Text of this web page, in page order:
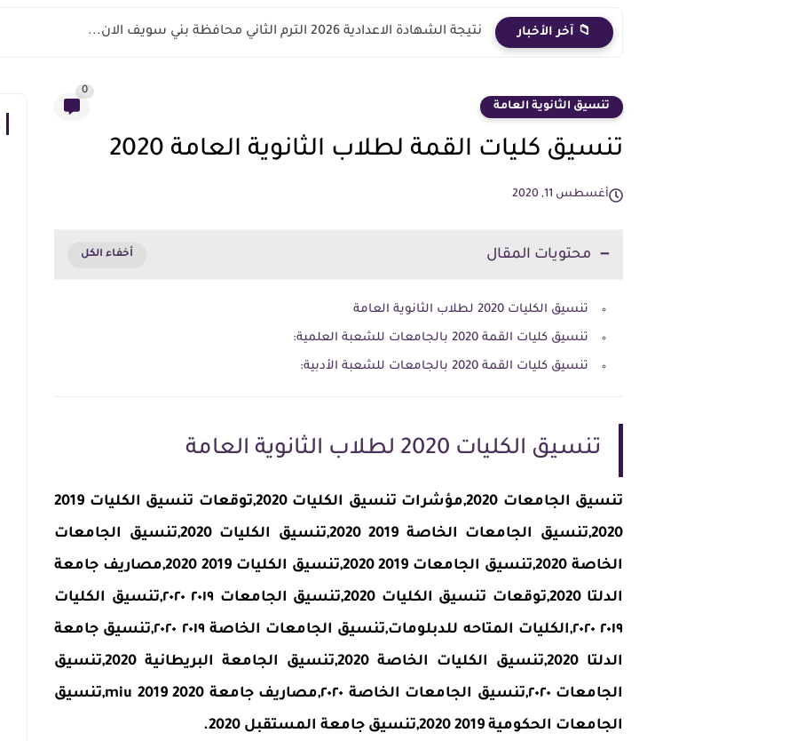
📁 آخر الأخبار نتيجة الشهادة الاعدادية 2026 الترم الثاني محافظة بني سويف الان...
تنسيق الثانوية العامة
0
تنسيق كليات القمة لطلاب الثانوية العامة 2020
أغسطس 11, 2020
محتويات المقال
تنسيق الكليات 2020 لطلاب الثانوية العامة
تنسيق كليات القمة 2020 بالجامعات للشعبة العلمية:
تنسيق كليات القمة 2020 بالجامعات للشعبة الأدبية:
تنسيق الكليات 2020 لطلاب الثانوية العامة
تنسيق الجامعات 2020,مؤشرات تنسيق الكليات 2020,توقعات تنسيق الكليات 2019
2020,تنسيق الجامعات الخاصة 2019 2020,تنسيق الكليات 2020,تنسيق الجامعات
الخاصة 2020,تنسيق الجامعات 2019 2020,تنسيق الكليات 2019 2020,مصاريف جامعة
الدلتا 2020,توقعات تنسيق الكليات 2020,تنسيق الجامعات ٢٠١٩ ٢٠٢٠,تنسيق الكليات
٢٠١٩ ٢٠٢٠,الكليات المتاحه للدبلومات,تنسيق الجامعات الخاصة ٢٠١٩ ٢٠٢٠,تنسيق جامعة
الدلتا 2020,تنسيق الكليات الخاصة 2020,تنسيق الجامعة البريطانية 2020,تنسيق
الجامعات ٢٠٢٠,تنسيق الجامعات الخاصة ٢٠٢٠,مصاريف جامعة miu 2019 2020,تنسيق
الجامعات الحكومية 2019 2020,تنسيق جامعة المستقبل 2020.